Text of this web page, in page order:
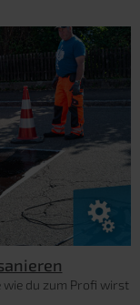
wie du zum Profi wirst